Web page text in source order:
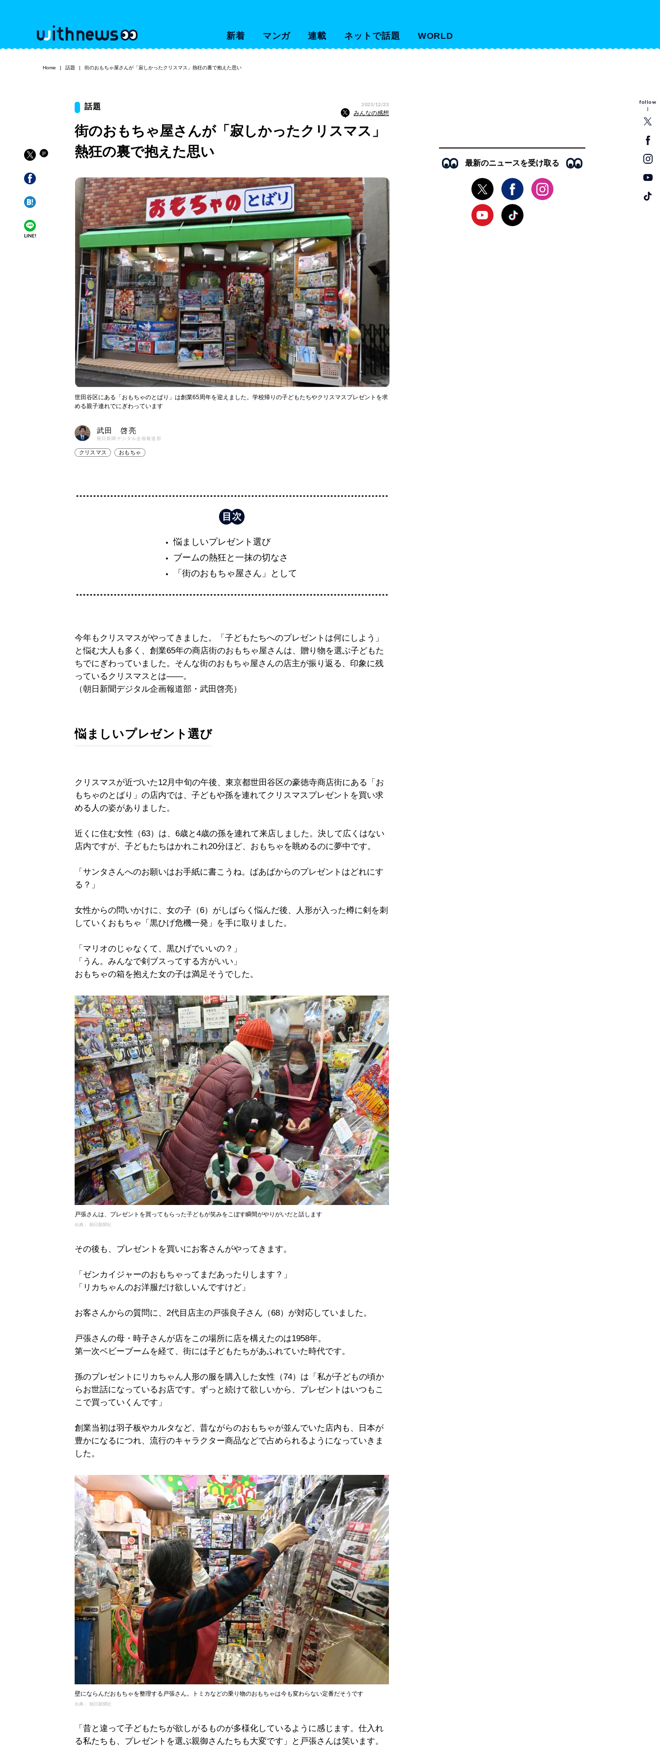
新着 マンガ 連載 ネットで話題 WORLD
follow
Home 話題 街のおもちゃ屋さんが「寂しかったクリスマス」熱狂の裏で抱えた思い
LINE!
話題 2023/12/23
みんなの感想
街のおもちゃ屋さんが「寂しかったクリスマス」
熱狂の裏で抱えた思い
世田谷区にある「おもちゃのとばり」は創業65周年を迎えました。学校帰りの子どもたちやクリスマスプレゼントを求
める親子連れでにぎわっています
武田 啓亮
朝日新聞デジタル企画報道部
クリスマス おもちゃ
悩ましいプレゼント選び
ブームの熱狂と一抹の切なさ
「街のおもちゃ屋さん」として
今年もクリスマスがやってきました。「子どもたちへのプレゼントは何にしよう」
と悩む大人も多く、創業65年の商店街のおもちゃ屋さんは、贈り物を選ぶ子どもた
ちでにぎわっていました。そんな街のおもちゃ屋さんの店主が振り返る、印象に残
っているクリスマスとは――。
（朝日新聞デジタル企画報道部・武田啓亮）
悩ましいプレゼント選び
クリスマスが近づいた12月中旬の午後、東京都世田谷区の豪徳寺商店街にある「お
もちゃのとばり」の店内では、子どもや孫を連れてクリスマスプレゼントを買い求
める人の姿がありました。
近くに住む女性（63）は、6歳と4歳の孫を連れて来店しました。決して広くはない
店内ですが、子どもたちはかれこれ20分ほど、おもちゃを眺めるのに夢中です。
「サンタさんへのお願いはお手紙に書こうね。ばあばからのプレゼントはどれにす
る？」
女性からの問いかけに、女の子（6）がしばらく悩んだ後、人形が入った樽に剣を刺
していくおもちゃ「黒ひげ危機一発」を手に取りました。
「マリオのじゃなくて、黒ひげでいいの？」
「うん。みんなで剣ブスってする方がいい」
おもちゃの箱を抱えた女の子は満足そうでした。
戸張さんは、プレゼントを買ってもらった子どもが笑みをこぼす瞬間がやりがいだと話します
出典： 朝日新聞社
その後も、プレゼントを買いにお客さんがやってきます。
「ゼンカイジャーのおもちゃってまだあったりします？」
「リカちゃんのお洋服だけ欲しいんですけど」
お客さんからの質問に、2代目店主の戸張良子さん（68）が対応していました。
戸張さんの母・時子さんが店をこの場所に店を構えたのは1958年。
第一次ベビーブームを経て、街には子どもたちがあふれていた時代です。
孫のプレゼントにリカちゃん人形の服を購入した女性（74）は「私が子どもの頃か
らお世話になっているお店です。ずっと続けて欲しいから、プレゼントはいつもこ
こで買っていくんです」
創業当初は羽子板やカルタなど、昔ながらのおもちゃが並んでいた店内も、日本が
豊かになるにつれ、流行のキャラクター商品などで占められるようになっていきま
した。
壁にならんだおもちゃを整理する戸張さん。トミカなどの乗り物のおもちゃは今も変わらない定番だそうです
出典： 朝日新聞社
「昔と違って子どもたちが欲しがるものが多様化しているように感じます。仕入れ
る私たちも、プレゼントを選ぶ親御さんたちも大変です」と戸張さんは笑います。
最新のニュースを受け取る